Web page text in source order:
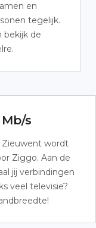
en
tegelijk.
bekijk de
s
Zieuwent wordt
Ziggo. Aan de
jij verbindingen
veel televisie?